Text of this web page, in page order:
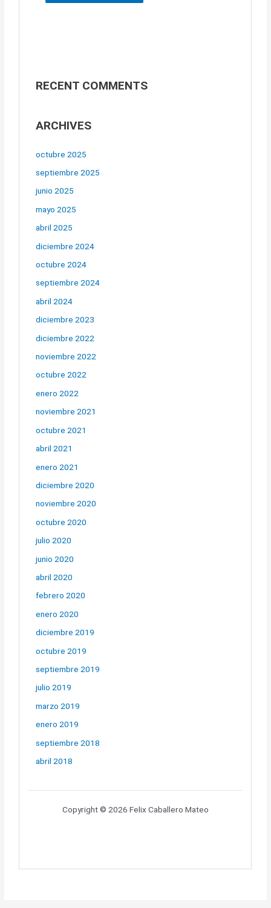
Siguis el primer/a en
afegim un nou àlbum,
concert o notícia a la
nostra web
No enviem correu
a
v
:
RECENT COMMENTS
ARCHIVES
octubre 2025
septiembre 2025
junio 2025
mayo 2025
abril 2025
diciembre 2024
octubre 2024
septiembre 2024
abril 2024
diciembre 2023
diciembre 2022
noviembre 2022
octubre 2022
enero 2022
noviembre 2021
octubre 2021
abril 2021
enero 2021
diciembre 2020
noviembre 2020
octubre 2020
julio 2020
junio 2020
abril 2020
febrero 2020
enero 2020
diciembre 2019
octubre 2019
septiembre 2019
julio 2019
marzo 2019
enero 2019
septiembre 2018
abril 2018
Copyright © 2026 Felix Caballero Mateo